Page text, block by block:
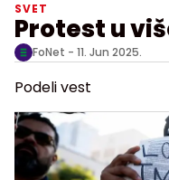
SVET
Protest u
FoNet - 11. Jun 2025.
Podeli vest